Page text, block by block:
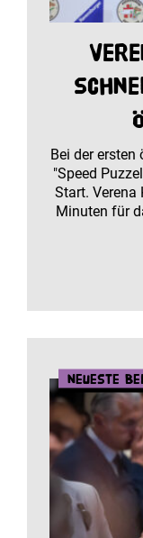
Bei der
"Speed
Start. Verena
Minuten für
Neueste